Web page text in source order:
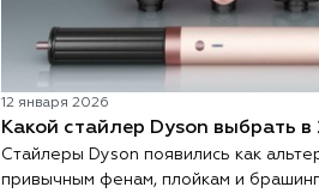
12 января 2026
Какой стайлер Dyson выбрать
Стайлеры Dyson появились как
привычным фенам, плойкам и